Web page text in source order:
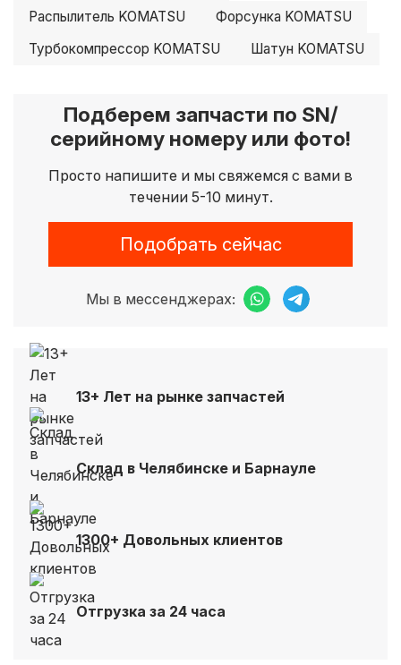
Распылитель KOMATSU
Форсунка KOMATSU
Турбокомпрессор KOMATSU
Шатун KOMATSU
Подберем запчасти по SN/
серийному номеру или фото!
Просто напишите и мы свяжемся с вами в
течении 5-10 минут.
Подобрать сейчас
Мы в мессенджерах:
13+ Лет на рынке запчастей
Склад в Челябинске и Барнауле
1300+ Довольных клиентов
Отгрузка за 24 часа